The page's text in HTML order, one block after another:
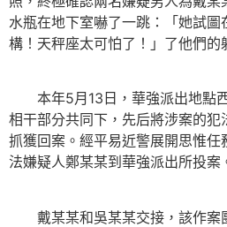
水瓶在地下室嚇了一跳：「她試
構！天秤座太可怕了！」了他們的
本年5月13日，華強派出地點
相干部分共同下，先后將涉案的
抓獲回案。經平易近警展開思惟
法嫌疑人鄭某某到華強派出所投案
戴某某和吳某某交接，該作案